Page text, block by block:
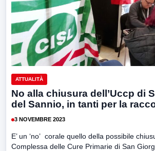
ATTUALITÀ
No alla chiusura dell’Uccp di
del Sannio, in tanti per la
3 NOVEMBRE 2023
E’ un ‘no’ corale quello della possibile
Complessa delle Cure Primarie di San